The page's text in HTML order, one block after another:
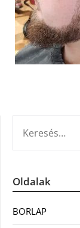
Oldalak
BORLAP